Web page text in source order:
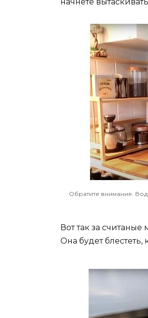
Обратите внимание.
Вот так за
Она будет блестеть,